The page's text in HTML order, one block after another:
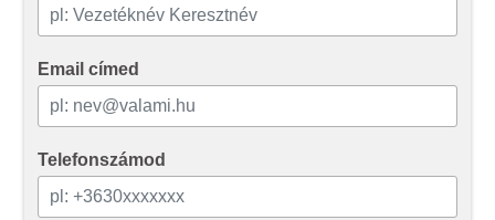
Email címed
Telefonszámod